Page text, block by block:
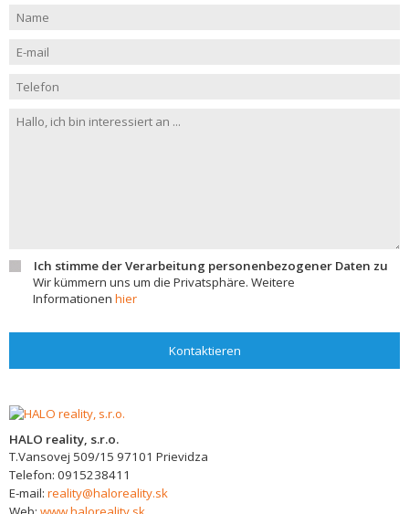
Ich stimme der Verarbeitung personenbezogener Daten zu
Wir kümmern uns um die Privatsphäre. Weitere
Informationen hier
Kontaktieren
HALO reality, s.r.o.
T.Vansovej 509/15 97101 Prievidza
Telefon: 0915238411
E-mail: reality@haloreality.sk